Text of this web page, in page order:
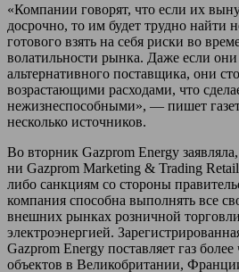
«Компании говорят, что если их
досрочно, то им будет трудно найти
готового взять на себя риски во
волатильности рынка. Даже если
альтернативного поставщика, они
возрастающими расходами, что
нежизнеспособными», — пишет
несколько источников.
Во вторник Gazprom Energy
ни Gazprom Marketing & Trading
либо санкциям со стороны
компания способна выполнять все
внешних рынках розничной
электроэнергией.
Gazprom Energy поставляет газ
объектов в Великобритании,